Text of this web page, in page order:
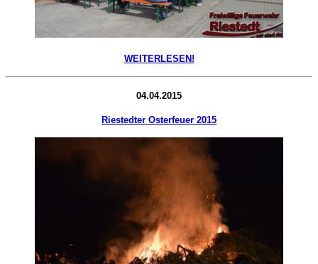
WEITERLESEN!
04.04.2015
Riestedter Osterfeuer 2015